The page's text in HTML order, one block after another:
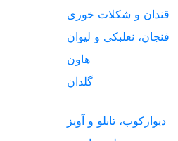
قندان و شکلات خوری
فنجان، نعلبکی و لیوان
هاون
گلدان
دیوارکوب، تابلو و آویز